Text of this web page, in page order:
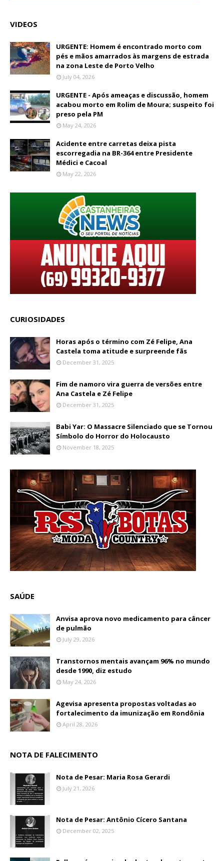
VIDEOS
URGENTE: Homem é encontrado morto com
pés e mãos amarrados às margens de estrada
na zona Leste de Porto Velho
July 04, 2026
URGENTE - Após ameaças e discussão, homem
acabou morto em Rolim de Moura; suspeito foi
preso pela PM
May 24, 2026
Acidente entre carretas deixa pista
escorregadia na BR-364 entre Presidente
Médici e Cacoal
May 22, 2026
CURIOSIDADES
Horas após o término com Zé Felipe, Ana
Castela toma atitude e surpreende fãs
December 31, 2025
Fim de namoro vira guerra de versões entre
Ana Castela e Zé Felipe
December 31, 2025
Babi Yar: O Massacre Silenciado que se Tornou
Símbolo do Horror do Holocausto
November 18, 2025
SAÚDE
Anvisa aprova novo medicamento para câncer
de pulmão
July 29, 2026
Transtornos mentais avançam 96% no mundo
desde 1990, diz estudo
May 24, 2026
Agevisa apresenta propostas voltadas ao
fortalecimento da imunização em Rondônia
April 28, 2026
NOTA DE FALECIMENTO
Nota de Pesar: Maria Rosa Gerardi
July 21, 2026
Nota de Pesar: Antônio Cícero Santana
December 02, 2025